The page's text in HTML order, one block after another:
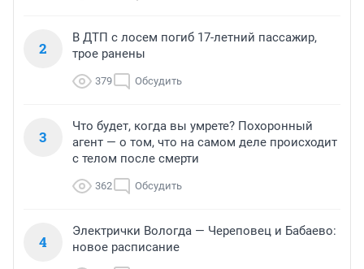
2
В ДТП с лосем погиб 17-летний пассажир,
трое ранены
379 Обсудить
3
Что будет, когда вы умрете? Похоронный
агент — о том, что на самом деле происходит
с телом после смерти
362 Обсудить
4
Электрички Вологда — Череповец и Бабаево:
новое расписание